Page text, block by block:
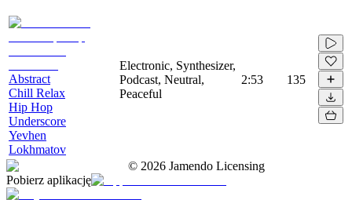
Abstract
Chill Relax
Hip Hop
Underscore
Yevhen
Lokhmatov
Electronic, Synthesizer,
Podcast, Neutral,
Peaceful
2:53 135
© 2026 Jamendo Licensing
Pobierz aplikację